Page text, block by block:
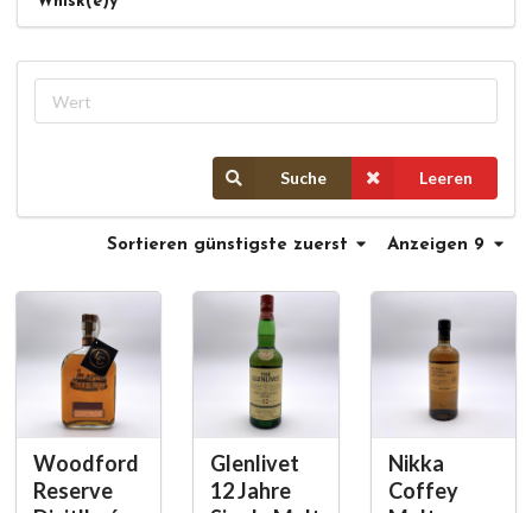
Suche Leeren
Anzeigen 9
Sortieren günstigste zuerst
Woodford
Reserve
Glenlivet
12 Jahre
Nikka
Coffey